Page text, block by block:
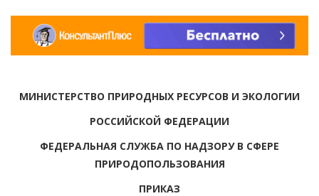
МИНИСТЕРСТВО ПРИРОДНЫХ РЕСУРСОВ И ЭКОЛОГИИ
РОССИЙСКОЙ ФЕДЕРАЦИИ
ФЕДЕРАЛЬНАЯ СЛУЖБА ПО НАДЗОРУ В СФЕРЕ
ПРИРОДОПОЛЬЗОВАНИЯ
ПРИКАЗ